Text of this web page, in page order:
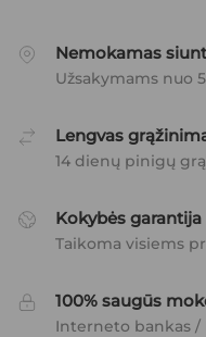
Nemokamas
Užsakymams nuo
Lengvas
14 dienų pinigų
Kokybės garantija
Taikoma visiems
100% saugūs
Interneto bankas /